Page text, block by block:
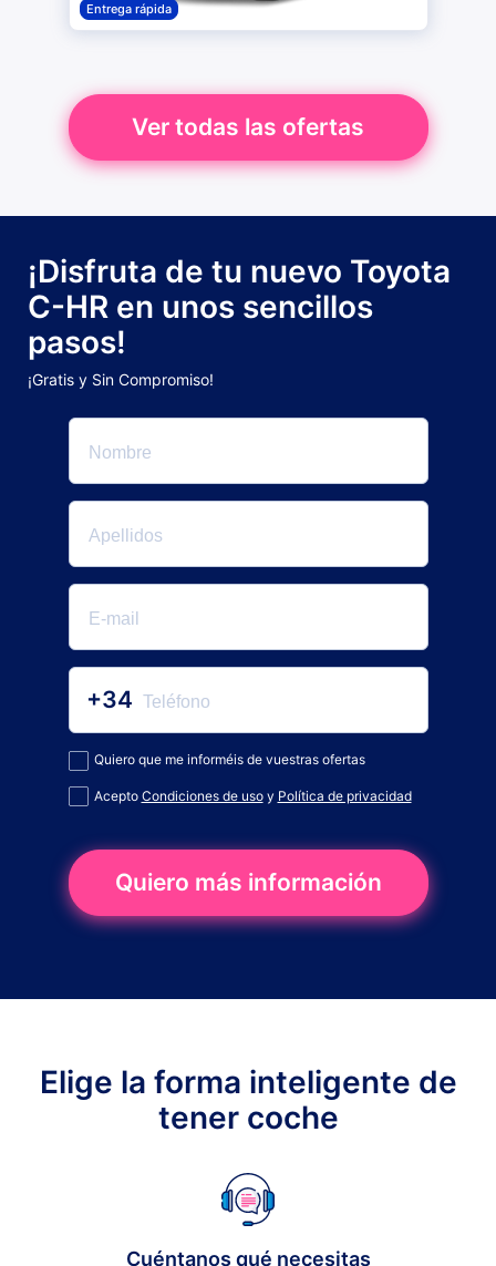
Entrega rápida
Ver todas las ofertas
¡Disfruta de tu nuevo Toyota
C-HR en unos sencillos
pasos!
¡Gratis y Sin Compromiso!
+34
Quiero que me informéis de vuestras ofertas
Acepto Condiciones de usoy Política de privacidad
Quiero más información
Elige la forma inteligente de
tener coche
Cuéntanos qué necesitas